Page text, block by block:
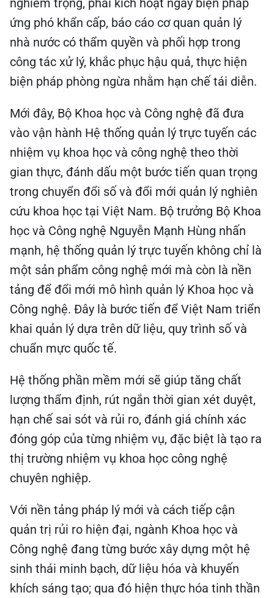
ứng phó khẩn cấp, báo cáo cơ quan quản lý
nhà nước có thẩm quyền và phối hợp trong
công tác xử lý, khắc phục hậu quả, thực hiện
biện pháp phòng ngừa nhằm hạn chế tái diễn.
Mới đây, Bộ Khoa học và Công nghệ đã đưa
vào vận hành Hệ thống quản lý trực tuyến các
nhiệm vụ khoa học và công nghệ theo thời
gian thực, đánh dấu một bước tiến quan trọng
trong chuyển đổi số và đổi mới quản lý nghiên
cứu khoa học tại Việt Nam. Bộ trưởng Bộ Khoa
học và Công nghệ Nguyễn Mạnh Hùng nhấn
mạnh, hệ thống quản lý trực tuyến không chỉ là
một sản phẩm công nghệ mới mà còn là nền
tảng để đổi mới mô hình quản lý Khoa học và
Công nghệ. Đây là bước tiến để Việt Nam triển
khai quản lý dựa trên dữ liệu, quy trình số và
chuẩn mực quốc tế.
Hệ thống phần mềm mới sẽ giúp tăng chất
lượng thẩm định, rút ngắn thời gian xét duyệt,
hạn chế sai sót và rủi ro, đánh giá chính xác
đóng góp của từng nhiệm vụ, đặc biệt là tạo ra
thị trường nhiệm vụ khoa học công nghệ
chuyên nghiệp.
Với nền tảng pháp lý mới và cách tiếp cận
quản trị rủi ro hiện đại, ngành Khoa học và
Công nghệ đang từng bước xây dựng một hệ
sinh thái minh bạch, dữ liệu hóa và khuyến
khích sáng tạo; qua đó hiện thực hóa tinh thần